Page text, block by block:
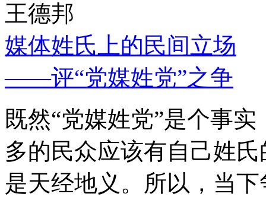
王德邦
媒体姓氏上的民间立场
——评“党媒姓党”之争
既然“党媒姓党”是个事
多的民众应该有自己姓
是天经地义。所以，当